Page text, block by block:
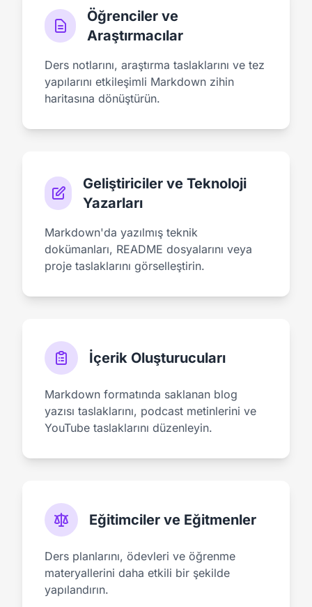
Öğrenciler ve
Araştırmacılar
Ders notlarını, araştırma taslaklarını ve tez
yapılarını etkileşimli Markdown zihin
haritasına dönüştürün.
Geliştiriciler ve Teknoloji
Yazarları
Markdown'da yazılmış teknik
dokümanları, README dosyalarını veya
proje taslaklarını görselleştirin.
İçerik Oluşturucuları
Markdown formatında saklanan blog
yazısı taslaklarını, podcast metinlerini ve
YouTube taslaklarını düzenleyin.
Eğitimciler ve Eğitmenler
Ders planlarını, ödevleri ve öğrenme
materyallerini daha etkili bir şekilde
yapılandırın.